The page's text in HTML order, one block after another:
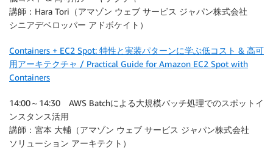
講師：Hara Tori（アマゾン ウェブ サービス ジャパン株式会社
シニアデベロッパー アドボケイト）
Containers + EC2 Spot: 特性と実装パターンに学ぶ低コスト & 高可
用アーキテクチャ / Practical Guide for Amazon EC2 Spot with
Containers
14:00～14:30 AWS Batchによる大規模バッチ処理でのスポットイ
ンスタンス活用
講師：宮本 大輔（アマゾン ウェブ サービス ジャパン株式会社
ソリューション アーキテクト）